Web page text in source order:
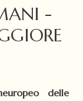
-
delle